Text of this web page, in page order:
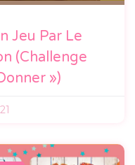
Jeu Par Le
(Challenge
»)